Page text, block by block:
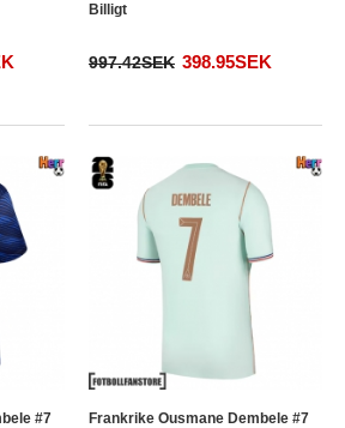
Billigt
997.42SEK 398.95SEK
#7
Frankrike Ousmane Dembele #7